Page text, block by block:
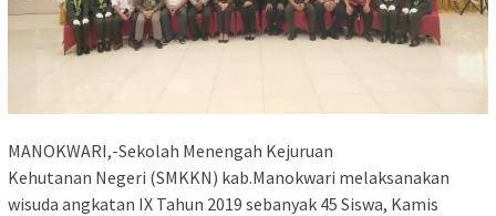
MANOKWARI,-Sekolah Menengah Kejuruan
Kehutanan Negeri (SMKKN) kab.Manokwari melaksanakan
wisuda angkatan IX Tahun 2019 sebanyak 45 Siswa, Kamis